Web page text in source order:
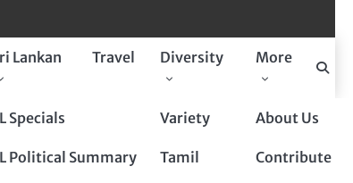
Lankan
Specials
Political Summary
Travel Diversity
Variety
Tamil
More
About Us
Contribute
By